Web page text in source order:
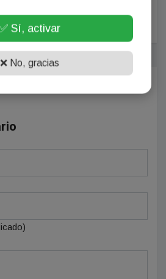
en la ciudad
Sí, activar
❌ No, gracias